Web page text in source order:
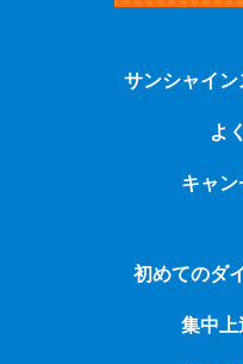
サンシャイ
よ
キャン
初めてのダ
集中上